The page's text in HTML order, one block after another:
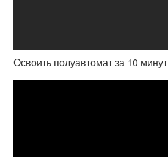
Освоить полуавтомат за 10 минут